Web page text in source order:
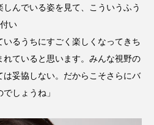
んでいる姿を見て、こういうふう
い
るうちにすごく楽しくなってきち
れていると思います。みんな視野の
妥協しない。だからこそさらにバ
しょうね」